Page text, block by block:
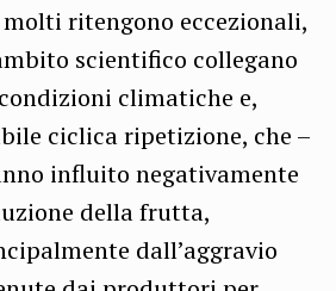
molti ritengono eccezionali,
scientifico collegano
climatiche e,
ciclica ripetizione, che –
influito negativamente
della frutta,
dall’aggravio